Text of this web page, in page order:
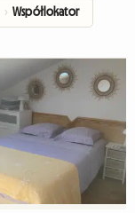
› Współlokator